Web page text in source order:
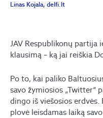
Linas Kojala, delfi.lt
JAV Respublikonų partija
klausimą – ką jai reiškia
Po to, kai paliko
savo žymiosios „Twitter“
dingo iš viešosios
plovė leisdamas laiką